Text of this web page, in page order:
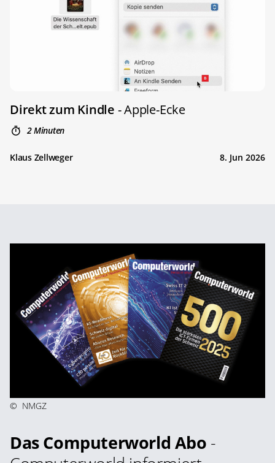
Direkt zum Kindle - Apple-Ecke
2 Minuten
Klaus Zellweger 8. Jun 2026
© NMGZ
Das Computerworld Abo -